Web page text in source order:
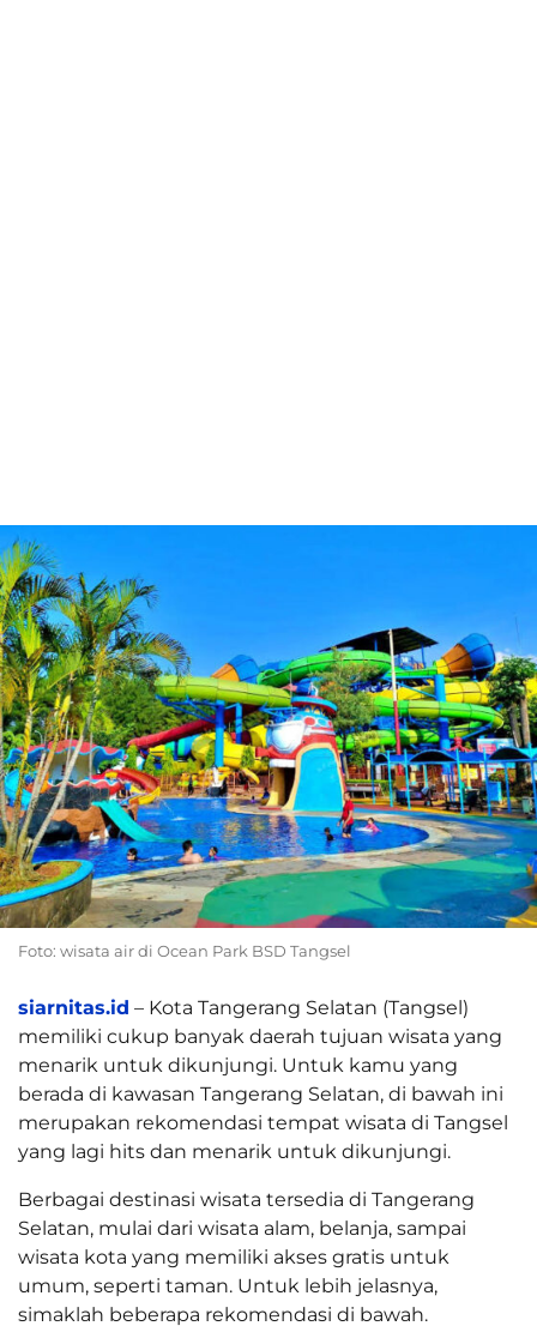
Foto: wisata air di Ocean Park BSD Tangsel
siarnitas.id – Kota Tangerang Selatan (Tangsel)
memiliki cukup banyak daerah tujuan wisata yang
menarik untuk dikunjungi. Untuk kamu yang
berada di kawasan Tangerang Selatan, di bawah ini
merupakan rekomendasi tempat wisata di Tangsel
yang lagi hits dan menarik untuk dikunjungi.
Berbagai destinasi wisata tersedia di Tangerang
Selatan, mulai dari wisata alam, belanja, sampai
wisata kota yang memiliki akses gratis untuk
umum, seperti taman. Untuk lebih jelasnya,
simaklah beberapa rekomendasi di bawah.